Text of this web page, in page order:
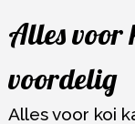
naar
inhoud
Alles voor
voordelig
Alles voor koi